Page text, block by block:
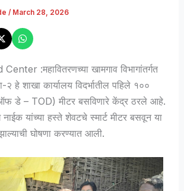
/ March 28, 2026
:महावितरणच्या खामगाव विभागांतर्गत
२ हे शाखा कार्यालय विदर्भातील पहिले १००
ऑफ डे – TOD) मीटर बसविणारे केंद्र ठरले आहे.
यांच्या हस्ते शेवटचे स्मार्ट मीटर बसवून या
घोषणा करण्यात आली.